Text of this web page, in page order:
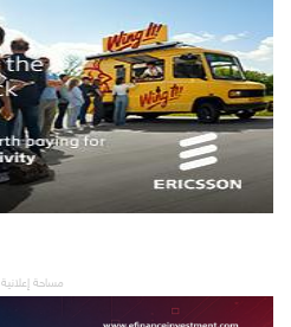
مساحة إعلانية